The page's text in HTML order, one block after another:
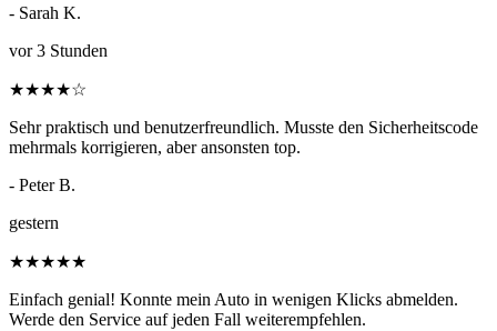
- Sarah K.
vor 3 Stunden
★★★★☆
Sehr praktisch und benutzerfreundlich. Musste den Sicherheitscode
mehrmals korrigieren, aber ansonsten top.
- Peter B.
gestern
★★★★★
Einfach genial! Konnte mein Auto in wenigen Klicks abmelden.
Werde den Service auf jeden Fall weiterempfehlen.